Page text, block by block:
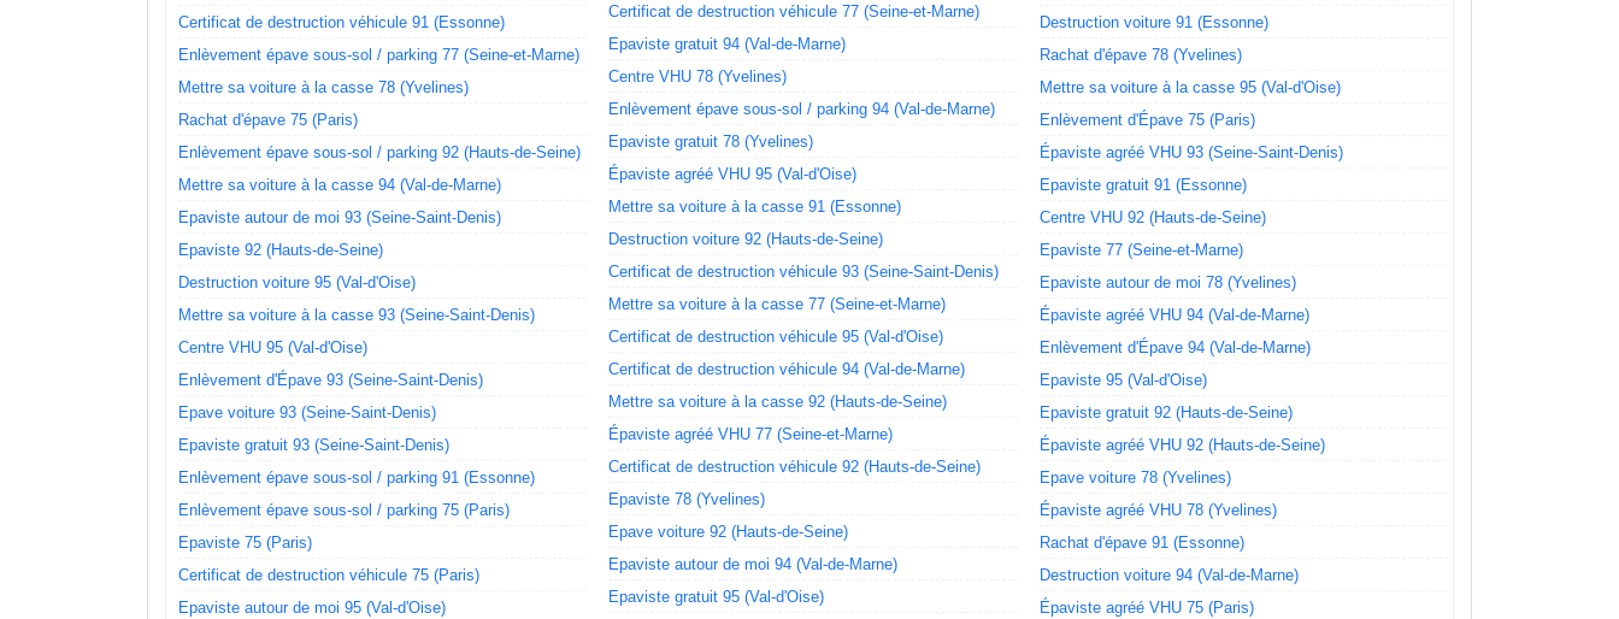
Certificat de destruction véhicule 91 (Essonne)
Enlèvement épave sous-sol / parking 77 (Seine-et-Marne)
Mettre sa voiture à la casse 78 (Yvelines)
Rachat d'épave 75 (Paris)
Enlèvement épave sous-sol / parking 92 (Hauts-de-Seine)
Mettre sa voiture à la casse 94 (Val-de-Marne)
Epaviste autour de moi 93 (Seine-Saint-Denis)
Epaviste 92 (Hauts-de-Seine)
Destruction voiture 95 (Val-d'Oise)
Mettre sa voiture à la casse 93 (Seine-Saint-Denis)
Centre VHU 95 (Val-d'Oise)
Enlèvement d'Épave 93 (Seine-Saint-Denis)
Epave voiture 93 (Seine-Saint-Denis)
Epaviste gratuit 93 (Seine-Saint-Denis)
Enlèvement épave sous-sol / parking 91 (Essonne)
Enlèvement épave sous-sol / parking 75 (Paris)
Epaviste 75 (Paris)
Certificat de destruction véhicule 75 (Paris)
Epaviste autour de moi 95 (Val-d'Oise)
Certificat de destruction véhicule 77 (Seine-et-Marne)
Epaviste gratuit 94 (Val-de-Marne)
Centre VHU 78 (Yvelines)
Enlèvement épave sous-sol / parking 94 (Val-de-Marne)
Epaviste gratuit 78 (Yvelines)
Épaviste agréé VHU 95 (Val-d'Oise)
Mettre sa voiture à la casse 91 (Essonne)
Destruction voiture 92 (Hauts-de-Seine)
Certificat de destruction véhicule 93 (Seine-Saint-Denis)
Mettre sa voiture à la casse 77 (Seine-et-Marne)
Certificat de destruction véhicule 95 (Val-d'Oise)
Certificat de destruction véhicule 94 (Val-de-Marne)
Mettre sa voiture à la casse 92 (Hauts-de-Seine)
Épaviste agréé VHU 77 (Seine-et-Marne)
Certificat de destruction véhicule 92 (Hauts-de-Seine)
Epaviste 78 (Yvelines)
Epave voiture 92 (Hauts-de-Seine)
Epaviste autour de moi 94 (Val-de-Marne)
Epaviste gratuit 95 (Val-d'Oise)
Destruction voiture 91 (Essonne)
Rachat d'épave 78 (Yvelines)
Mettre sa voiture à la casse 95 (Val-d'Oise)
Enlèvement d'Épave 75 (Paris)
Épaviste agréé VHU 93 (Seine-Saint-Denis)
Epaviste gratuit 91 (Essonne)
Centre VHU 92 (Hauts-de-Seine)
Epaviste 77 (Seine-et-Marne)
Epaviste autour de moi 78 (Yvelines)
Épaviste agréé VHU 94 (Val-de-Marne)
Enlèvement d'Épave 94 (Val-de-Marne)
Epaviste 95 (Val-d'Oise)
Epaviste gratuit 92 (Hauts-de-Seine)
Épaviste agréé VHU 92 (Hauts-de-Seine)
Epave voiture 78 (Yvelines)
Épaviste agréé VHU 78 (Yvelines)
Rachat d'épave 91 (Essonne)
Destruction voiture 94 (Val-de-Marne)
Épaviste agréé VHU 75 (Paris)